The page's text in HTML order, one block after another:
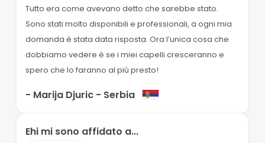
Tutto era come avevano detto che sarebbe stato.
Sono stati molto disponibili e professionali, a ogni mia
domanda è stata data risposta. Ora l’unica cosa che
dobbiamo vedere è se i miei capelli cresceranno e
spero che lo faranno al più presto!
- Marija Djuric - Serbia
Ehi mi sono affidato a...